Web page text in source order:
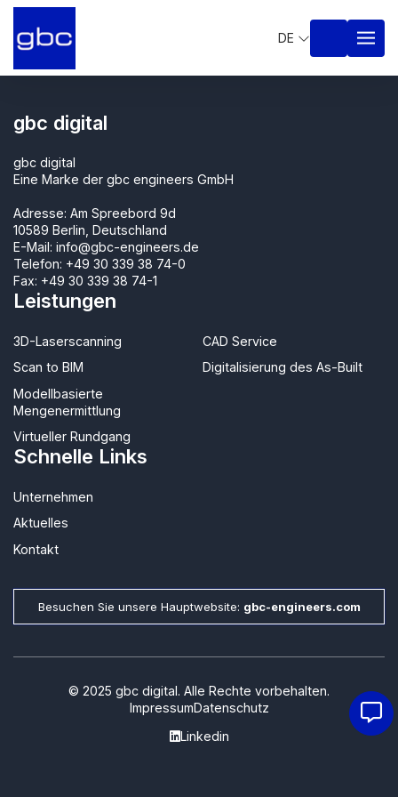
DE
gbc digital
gbc digital
Eine Marke der gbc engineers GmbH
Adresse: Am Spreebord 9d
10589 Berlin, Deutschland
E-Mail: info@gbc-engineers.de
Telefon: +49 30 339 38 74-0
Fax: +49 30 339 38 74-1
Leistungen
3D-Laserscanning
Scan to BIM
Modellbasierte
Mengenermittlung
Virtueller Rundgang
CAD Service
Digitalisierung des As-Built
Schnelle Links
Unternehmen
Aktuelles
Kontakt
Besuchen Sie unsere Hauptwebsite: gbc-engineers.com
© 2025 gbc digital. Alle Rechte vorbehalten.
ImpressumDatenschutz
Linkedin